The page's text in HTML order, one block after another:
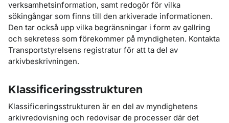
verksamhetsinformation, samt redogör för vilka
sökingångar som finns till den arkiverade informationen.
Den tar också upp vilka begränsningar i form av gallring
och sekretess som förekommer på myndigheten. Kontakta
Transportstyrelsens registratur för att ta del av
arkivbeskrivningen.
Klassificeringsstrukturen
Klassificeringsstrukturen är en del av myndighetens
arkivredovisning och redovisar de processer där det